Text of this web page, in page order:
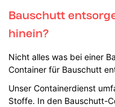
Bauschutt
hinein?
Nicht alles was bei einer
Container für Bauschutt
Unser Containerdienst
Stoffe. In den Bauschutt-